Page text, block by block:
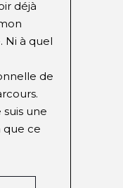
déjà
Ni à quel
de
une
que ce